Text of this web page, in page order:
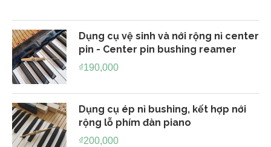
Dụng cụ vệ sinh và nới rộng nỉ center
pin - Center pin bushing reamer
₫190,000
Dụng cụ ép nỉ bushing, kết hợp nới
rộng lỗ phím đàn piano
₫200,000